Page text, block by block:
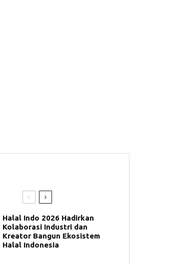
Halal Indo 2026 Hadirkan
Kolaborasi Industri dan
Kreator Bangun Ekosistem
Halal Indonesia